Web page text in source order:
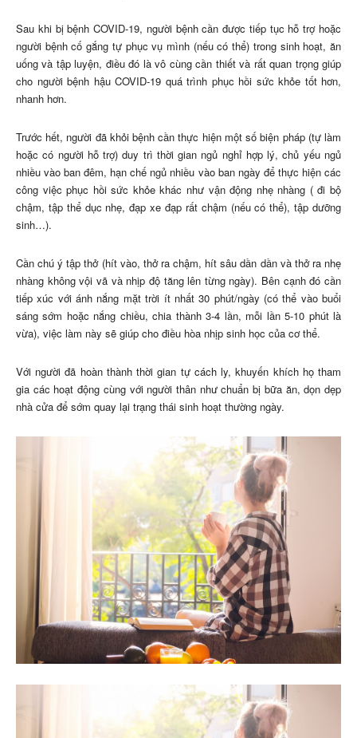
Sau khi bị bệnh COVID-19, người bệnh cần được tiếp tục hỗ trợ hoặc
người bệnh cố gắng tự phục vụ mình (nếu có thể) trong sinh hoạt, ăn
uống và tập luyện, điều đó là vô cùng cần thiết và rất quan trọng giúp
cho người bệnh hậu COVID-19 quá trình phục hồi sức khỏe tốt hơn,
nhanh hơn.
Trước hết, người đã khỏi bệnh cần thực hiện một số biện pháp (tự làm
hoặc có người hỗ trợ) duy trì thời gian ngủ nghỉ hợp lý, chủ yếu ngủ
nhiều vào ban đêm, hạn chế ngủ nhiều vào ban ngày để thực hiện các
công việc phục hồi sức khỏe khác như vận động nhẹ nhàng ( đi bộ
chậm, tập thể dục nhẹ, đạp xe đạp rất chậm (nếu có thể), tập dưỡng
sinh…).
Cần chú ý tập thở (hít vào, thở ra chậm, hít sâu dần dần và thở ra nhẹ
nhàng không vội vã và nhịp độ tăng lên từng ngày). Bên cạnh đó cần
tiếp xúc với ánh nắng mặt trời ít nhất 30 phút/ngày (có thể vào buổi
sáng sớm hoặc nắng chiều, chia thành 3-4 lần, mỗi lần 5-10 phút là
vừa), việc làm này sẽ giúp cho điều hòa nhịp sinh học của cơ thể.
Với người đã hoàn thành thời gian tự cách ly, khuyến khích họ tham
gia các hoạt động cùng với người thân như chuẩn bị bữa ăn, dọn dẹp
nhà cửa để sớm quay lại trạng thái sinh hoạt thường ngày.